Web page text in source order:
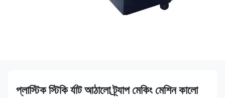
প্লাস্টিক স্টিকি র্যাট আঠালো ট্র্যাপ মেকিং মেশিন কালো